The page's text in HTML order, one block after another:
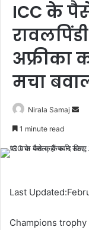
ICC के
अफ्रीका
मचा
Nirala Samaj
1 minute read
Last
Champions trophy